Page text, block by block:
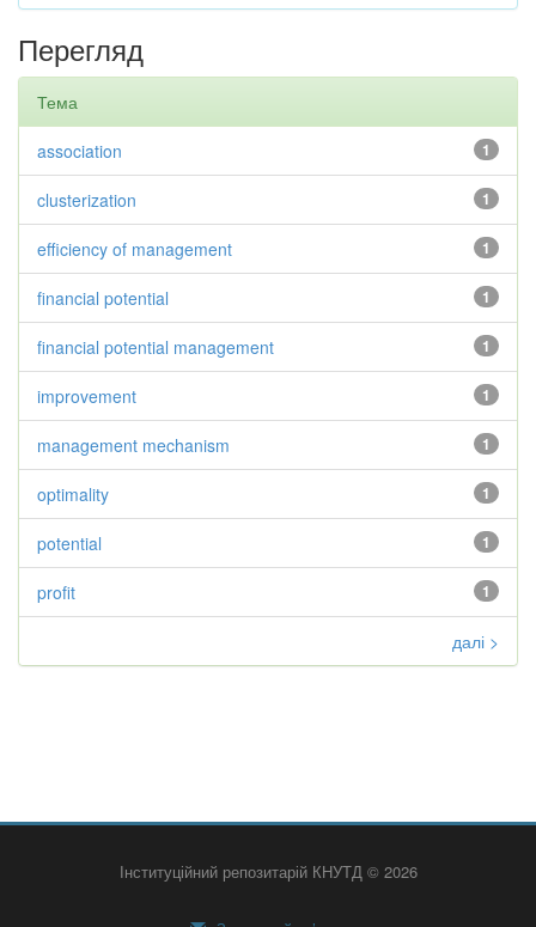
Перегляд
Тема
1
association
1
clusterization
1
efficiency of management
1
financial potential
1
financial potential management
1
improvement
1
management mechanism
1
optimality
1
potential
1
profit
далі >
Інституційний репозитарій КНУТД © 2026